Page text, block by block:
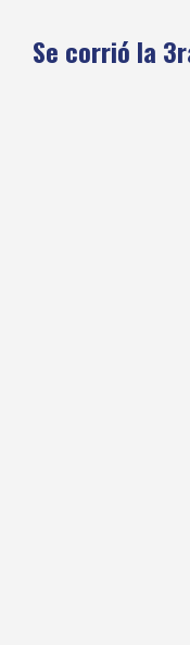
Se corrió la